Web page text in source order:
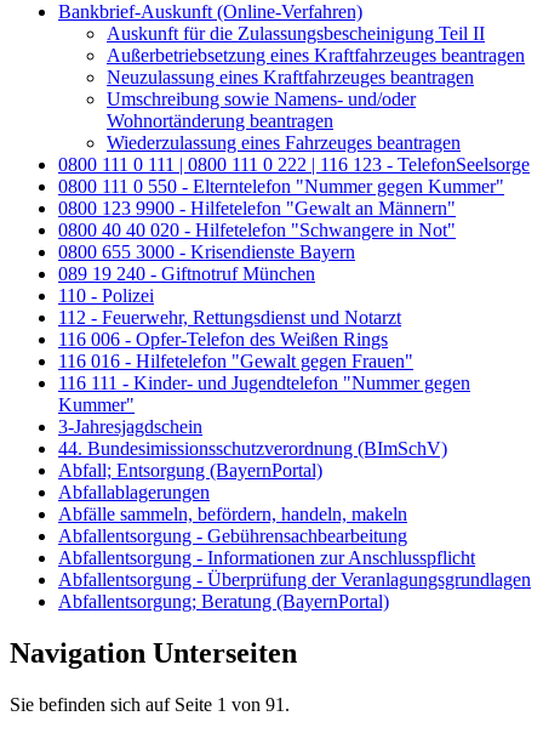
Bankbrief-Auskunft (Online-Verfahren)
Auskunft für die Zulassungsbescheinigung Teil II
Außerbetriebsetzung eines Kraftfahrzeuges beantragen
Neuzulassung eines Kraftfahrzeuges beantragen
Umschreibung sowie Namens- und/oder
Wohnortänderung beantragen
Wiederzulassung eines Fahrzeuges beantragen
0800 111 0 111 | 0800 111 0 222 | 116 123 - TelefonSeelsorge
0800 111 0 550 - Elterntelefon "Nummer gegen Kummer"
0800 123 9900 - Hilfetelefon "Gewalt an Männern"
0800 40 40 020 - Hilfetelefon "Schwangere in Not"
0800 655 3000 - Krisendienste Bayern
089 19 240 - Giftnotruf München
110 - Polizei
112 - Feuerwehr, Rettungsdienst und Notarzt
116 006 - Opfer-Telefon des Weißen Rings
116 016 - Hilfetelefon "Gewalt gegen Frauen"
116 111 - Kinder- und Jugendtelefon "Nummer gegen
Kummer"
3-Jahresjagdschein
44. Bundesimissionsschutzverordnung (BImSchV)
Abfall; Entsorgung (BayernPortal)
Abfallablagerungen
Abfälle sammeln, befördern, handeln, makeln
Abfallentsorgung - Gebührensachbearbeitung
Abfallentsorgung - Informationen zur Anschlusspflicht
Abfallentsorgung - Überprüfung der Veranlagungsgrundlagen
Abfallentsorgung; Beratung (BayernPortal)
Navigation Unterseiten
Sie befinden sich auf Seite 1 von 91.